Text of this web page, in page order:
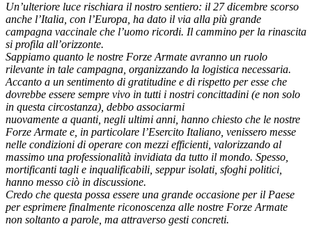
Un’ulteriore luce rischiara il nostro sentiero: il 27 dicembre scorso
anche l’Italia, con l’Europa, ha dato il via alla più grande
campagna vaccinale che l’uomo ricordi. Il cammino per la rinascita
si profila all’orizzonte.
Sappiamo quanto le nostre Forze Armate avranno un ruolo
rilevante in tale campagna, organizzando la logistica necessaria.
Accanto a un sentimento di gratitudine e di rispetto per esse che
dovrebbe essere sempre vivo in tutti i nostri concittadini (e non solo
in questa circostanza), debbo associarmi
nuovamente a quanti, negli ultimi anni, hanno chiesto che le nostre
Forze Armate e, in particolare l’Esercito Italiano, venissero messe
nelle condizioni di operare con mezzi efficienti, valorizzando al
massimo una professionalità invidiata da tutto il mondo. Spesso,
mortificanti tagli e inqualificabili, seppur isolati, sfoghi politici,
hanno messo ciò in discussione.
Credo che questa possa essere una grande occasione per il Paese
per esprimere finalmente riconoscenza alle nostre Forze Armate
non soltanto a parole, ma attraverso gesti concreti.